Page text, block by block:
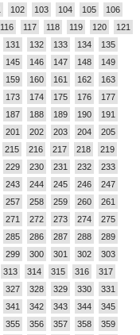
102 103 104 105
106
116 117 118 119 120
121
131 132 133 134
135
145 146 147 148
149
159 160 161 162
163
173 174 175 176
177
187 188 189 190
191
201 202 203 204
205
215 216 217 218
219
229 230 231 232
233
243 244 245 246
247
257 258 259 260
261
271 272 273 274
275
285 286 287 288
289
299 300 301 302
303
313 314 315 316
317
327 328 329 330
331
341 342 343 344
345
355 356 357 358
359